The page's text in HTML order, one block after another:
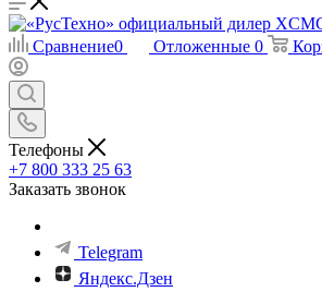
Сравнение0 Отложенные 0
Телефоны
+7 800 333 25 63
Заказать звонок
Telegram
Яндекс.Дзен